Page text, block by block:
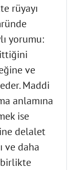
rüyayı
yorumu:
ve
Maddi
anlamına
ise
delalet
ve daha